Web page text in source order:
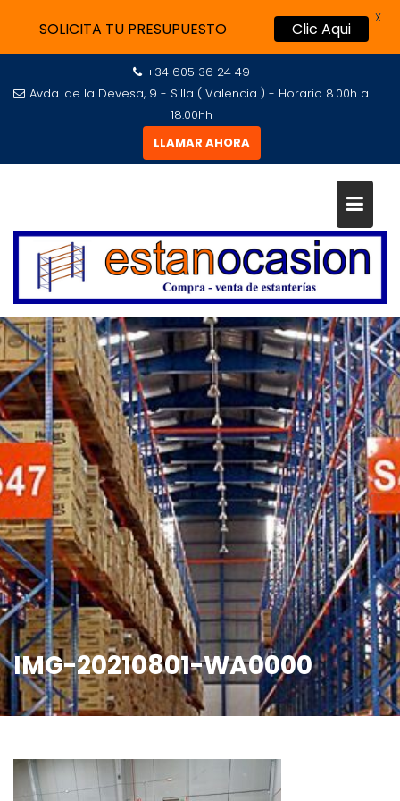
+34 605 36 24 49
Avda. de la Devesa, 9 - Silla ( Valencia ) - Horario 8.00h a
18.00hh
LLAMAR AHORA
IMG-20210801-WA0000
SOLICITA TU PRESUPUESTO Clic Aqui
X